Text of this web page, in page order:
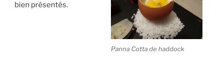
Panna Cotta de haddock
bien présentés.